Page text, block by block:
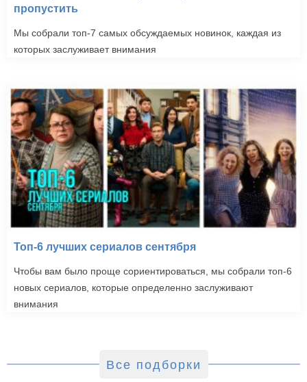
пропустить
Мы собрали топ-7 самых обсуждаемых новинок, каждая из
которых заслуживает внимания
Топ-6 лучших сериалов сентября
Чтобы вам было проще сориентироваться, мы собрали топ-6
новых сериалов, которые определенно заслуживают
внимания
Все подборки